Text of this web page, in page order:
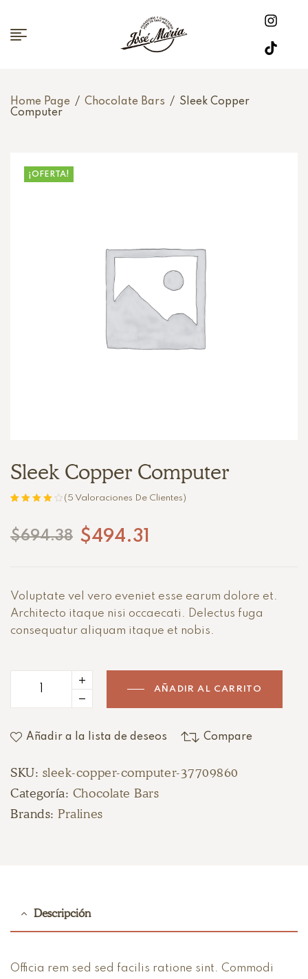
Home Page / Chocolate Bars / Sleek Copper
Computer
¡OFERTA!
Sleek Copper Computer
5 en base a
(5 Valoraciones De Clientes)
$694.38 $494.31
Voluptate vel vero eveniet esse earum dolore et.
Architecto itaque nisi occaecati. Delectus fuga
consequatur aliquam itaque et nobis.
AÑADIR AL CARRITO
Añadir a la lista de deseos Compare
SKU: sleek-copper-computer-37709860
Categoría: Chocolate Bars
Brands:Pralines
Descripción
Officia rem sed sed facilis ratione sint. Commodi